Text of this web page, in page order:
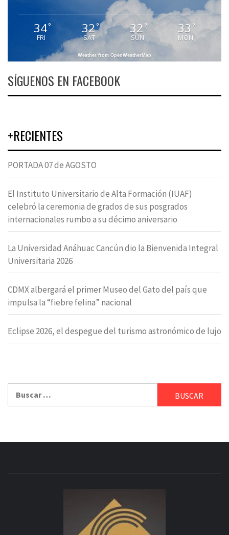
34°
FRI
32°
SAT
32 °
SUN
33 °
MON
Weather from OpenWeatherMap
SÍGUENOS EN FACEBOOK
+RECIENTES
PORTADA 07 de AGOSTO
El Instituto Universitario de Alta Formación (IUAF)
celebró la ceremonia de grados de sus posgrados
internacionales rumbo a su décimo aniversario
La Universidad Anáhuac Cancún dio la Bienvenida Integral
Universitaria 2026
CDMX albergará el primer Museo del Gato del país que
impulsa la “fiebre felina” nacional
Eclipse 2026, el despegue del turismo astronómico de lujo